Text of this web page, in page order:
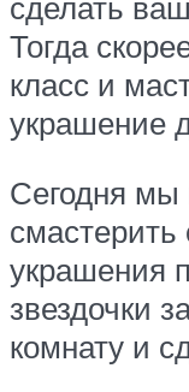
Тогда
класс и
украшение
Сегодня мы
украшения
звездочки
комнату и